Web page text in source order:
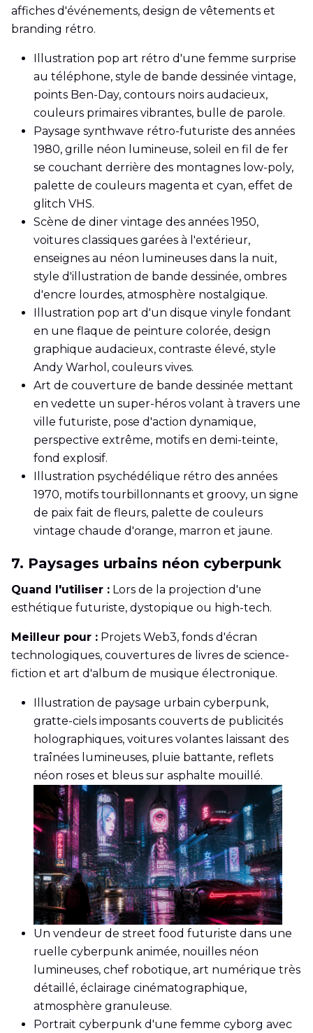
affiches d'événements, design de vêtements et
branding rétro.
Illustration pop art rétro d'une femme surprise
au téléphone, style de bande dessinée vintage,
points Ben-Day, contours noirs audacieux,
couleurs primaires vibrantes, bulle de parole.
Paysage synthwave rétro-futuriste des années
1980, grille néon lumineuse, soleil en fil de fer
se couchant derrière des montagnes low-poly,
palette de couleurs magenta et cyan, effet de
glitch VHS.
Scène de diner vintage des années 1950,
voitures classiques garées à l'extérieur,
enseignes au néon lumineuses dans la nuit,
style d'illustration de bande dessinée, ombres
d'encre lourdes, atmosphère nostalgique.
Illustration pop art d'un disque vinyle fondant
en une flaque de peinture colorée, design
graphique audacieux, contraste élevé, style
Andy Warhol, couleurs vives.
Art de couverture de bande dessinée mettant
en vedette un super-héros volant à travers une
ville futuriste, pose d'action dynamique,
perspective extrême, motifs en demi-teinte,
fond explosif.
Illustration psychédélique rétro des années
1970, motifs tourbillonnants et groovy, un signe
de paix fait de fleurs, palette de couleurs
vintage chaude d'orange, marron et jaune.
7. Paysages urbains néon cyberpunk
Quand l'utiliser : Lors de la projection d'une
esthétique futuriste, dystopique ou high-tech.
Meilleur pour : Projets Web3, fonds d'écran
technologiques, couvertures de livres de science-
fiction et art d'album de musique électronique.
Illustration de paysage urbain cyberpunk,
gratte-ciels imposants couverts de publicités
holographiques, voitures volantes laissant des
traînées lumineuses, pluie battante, reflets
néon roses et bleus sur asphalte mouillé.
Un vendeur de street food futuriste dans une
ruelle cyberpunk animée, nouilles néon
lumineuses, chef robotique, art numérique très
détaillé, éclairage cinématographique,
atmosphère granuleuse.
Portrait cyberpunk d'une femme cyborg avec